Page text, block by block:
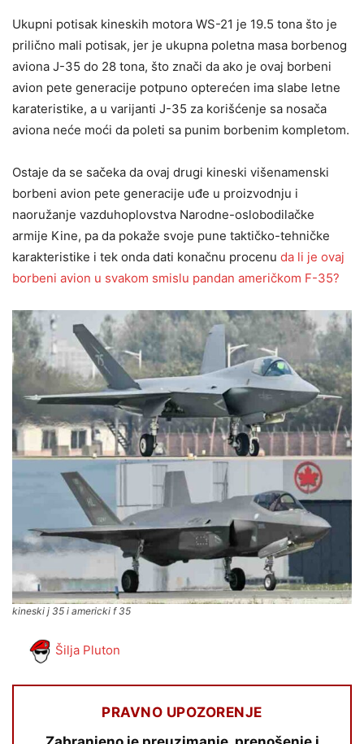
Ukupni potisak kineskih motora WS-21 je 19.5 tona što je
prilično mali potisak, jer je ukupna poletna masa borbenog
aviona J-35 do 28 tona, što znači da ako je ovaj borbeni
avion pete generacije potpuno opterećen ima slabe letne
karateristike, a u varijanti J-35 za korišćenje sa nosača
aviona neće moći da poleti sa punim borbenim kompletom.
Ostaje da se sačeka da ovaj drugi kineski višenamenski
borbeni avion pete generacije uđe u proizvodnju i
naoružanje vazduhoplovstva Narodne-oslobodilačke
armije Kine, pa da pokaže svoje pune taktičko-tehničke
karakteristike i tek onda dati konačnu procenu da li je ovaj
borbeni avion u svakom smislu pandan američkom F-35?
kineski j 35 i americki f 35
Šilja Pluton
PRAVNO UPOZORENJE